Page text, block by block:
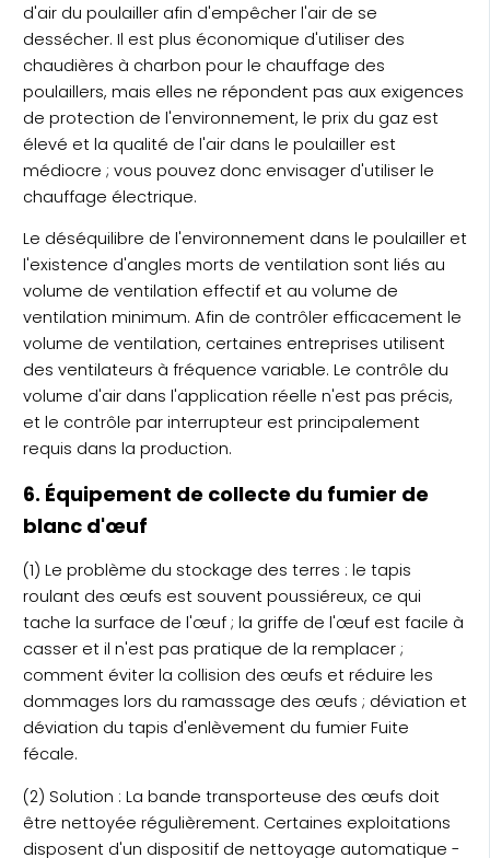
d'air du poulailler afin d'empêcher l'air de se
dessécher. Il est plus économique d'utiliser des
chaudières à charbon pour le chauffage des
poulaillers, mais elles ne répondent pas aux exigences
de protection de l'environnement, le prix du gaz est
élevé et la qualité de l'air dans le poulailler est
médiocre ; vous pouvez donc envisager d'utiliser le
chauffage électrique.
Le déséquilibre de l'environnement dans le poulailler et
l'existence d'angles morts de ventilation sont liés au
volume de ventilation effectif et au volume de
ventilation minimum. Afin de contrôler efficacement le
volume de ventilation, certaines entreprises utilisent
des ventilateurs à fréquence variable. Le contrôle du
volume d'air dans l'application réelle n'est pas précis,
et le contrôle par interrupteur est principalement
requis dans la production.
6. Équipement de collecte du fumier de
blanc d'œuf
(1) Le problème du stockage des terres : le tapis
roulant des œufs est souvent poussiéreux, ce qui
tache la surface de l'œuf ; la griffe de l'œuf est facile à
casser et il n'est pas pratique de la remplacer ;
comment éviter la collision des œufs et réduire les
dommages lors du ramassage des œufs ; déviation et
déviation du tapis d'enlèvement du fumier Fuite
fécale.
(2) Solution : La bande transporteuse des œufs doit
être nettoyée régulièrement. Certaines exploitations
disposent d'un dispositif de nettoyage automatique -